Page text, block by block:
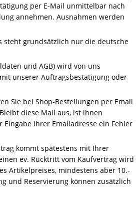
per E-Mail unmittelbar nach
annehmen. Ausnahmen werden
steht grundsätzlich nur die deutsche
und AGB) wird von uns
unserer Auftragsbestätigung oder
Sie bei Shop-Bestellungen per Email
diese Mail aus, ist ihnen
Eingabe Ihrer Emailadresse ein Fehler
kommt spätestens mit Ihrer
ev. Rücktritt vom Kaufvertrag wird
Artikelpreises, mindestens aber 10.-
und Reservierung können zusätzlich